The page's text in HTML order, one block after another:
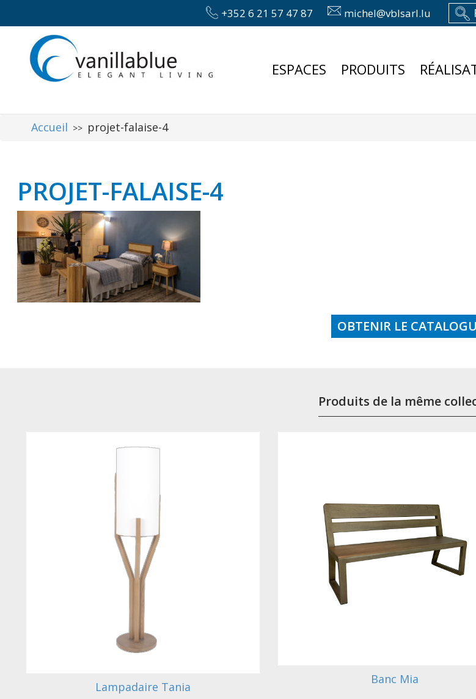
+352 6 21 57 47 87 michel@vblsarl.lu
ESPACES PRODUITS
Accueil >> projet-falaise-4
PROJET-FALAISE-4
OBTENIR LE
Produits de la même
Lampadaire Tania
Banc Mia